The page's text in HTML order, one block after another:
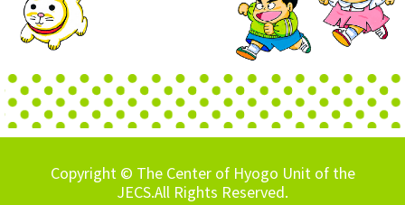
Copyright © The Center of Hyogo Unit of the
JECS.All Rights Reserved.